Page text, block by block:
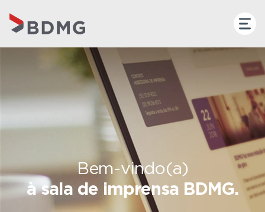
Bem-vindo(a)
à sala de imprensa BDMG.